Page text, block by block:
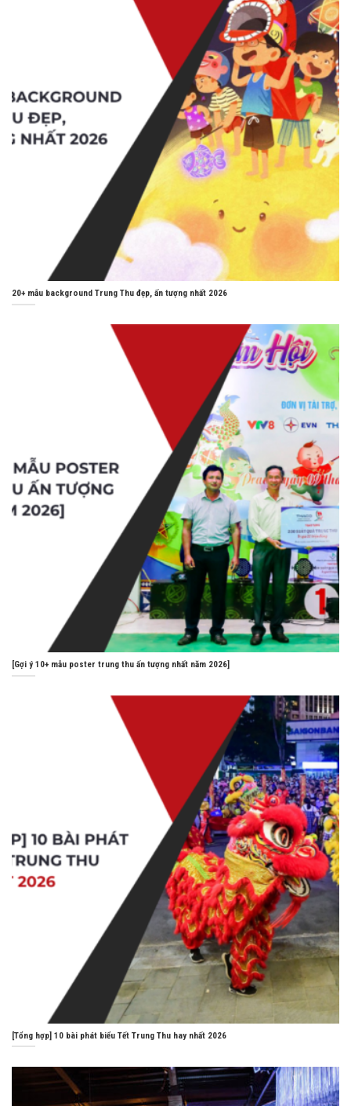
20+ mẫu background Trung Thu đẹp, ấn tượng nhất 2026
[Gợi ý 10+ mẫu poster trung thu ấn tượng nhất năm 2026]
[Tổng hợp] 10 bài phát biểu Tết Trung Thu hay nhất 2026